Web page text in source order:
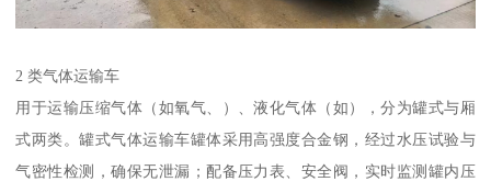
2 类气体运输车​
用于运输压缩气体（如氧气、）、液化气体（如），分为罐式与厢
式两类。罐式气体运输车罐体采用高强度合金钢，经过水压试验与
气密性检测，确保无泄漏；配备压力表、安全阀，实时监测罐内压